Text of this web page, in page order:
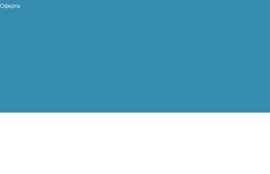
Оферта